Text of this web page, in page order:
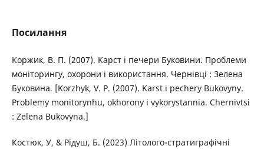
Посилання
Коржик, В. П. (2007). Карст і печери Буковини. Проблеми
моніторингу, охорони і використання. Чернівці : Зелена
Буковина. [Korzhyk, V. P. (2007). Karst i pechery Bukovyny.
Problemy monitorynhu, okhorony i vykorystannia. Chernivtsi
: Zelena Bukovyna.]
Костюк, У, & Рідуш, Б. (2023) Літолого-стратиграфічні